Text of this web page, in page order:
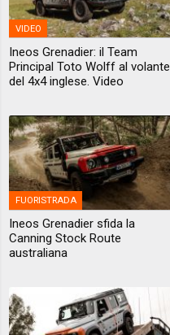
VIDEO
Ineos Grenadier: il Team
Principal Toto Wolff al volante
del 4x4 inglese. Video
FUORISTRADA
Ineos Grenadier sfida la
Canning Stock Route
australiana